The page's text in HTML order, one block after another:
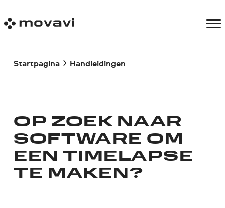
Startpagina Handleidingen
OP ZOEK NAAR
SOFTWARE OM
EEN TIMELAPSE
TE MAKEN?